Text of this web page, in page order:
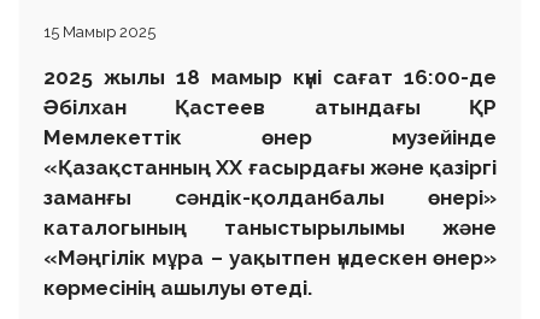
15 Мамыр 2025
2025 жылы 18 мамыр күні сағат 16:00-де
Әбілхан Қастеев атындағы ҚР
Мемлекеттік өнер музейінде
«Қазақстанның ХХ ғасырдағы және қазіргі
заманғы сәндік-қолданбалы өнері»
каталогының таныстырылымы және
«Мәңгілік мұра – уақытпен үндескен өнер»
көрмесінің ашылуы өтеді.